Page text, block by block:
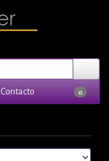
Contacto 0